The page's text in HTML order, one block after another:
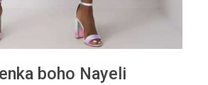
boho Nayeli